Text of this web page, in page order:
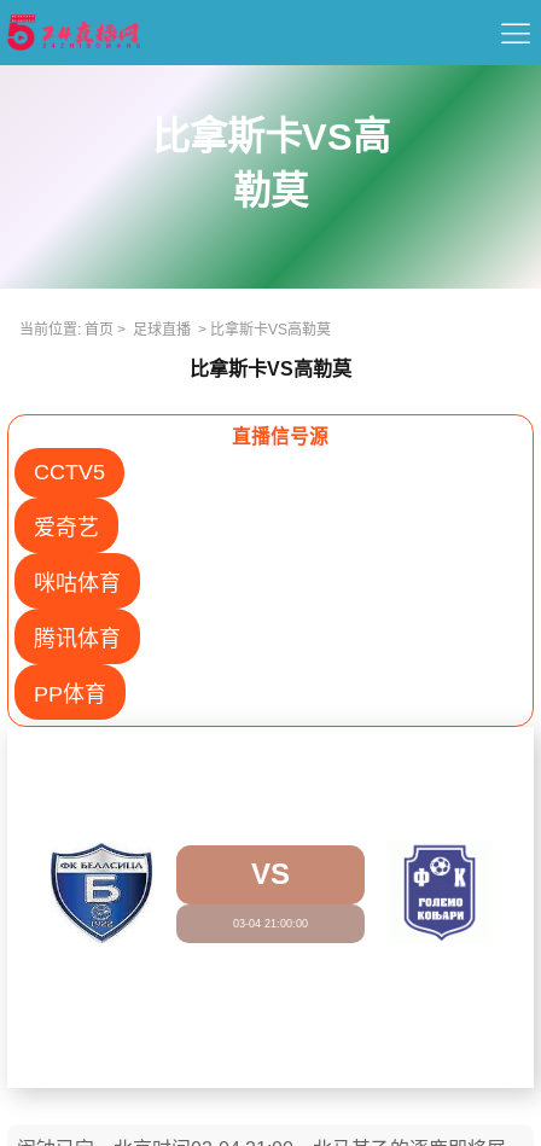
足球直播
重要赛事
资讯
录像
比拿斯卡VS高
勒莫
当前位置: 首页 > 足球直播 > 比拿斯卡VS高勒莫
比拿斯卡VS高勒莫
直播信号源
CCTV5
爱奇艺
咪咕体育
腾讯体育
PP体育
VS
03-04 21:00:00